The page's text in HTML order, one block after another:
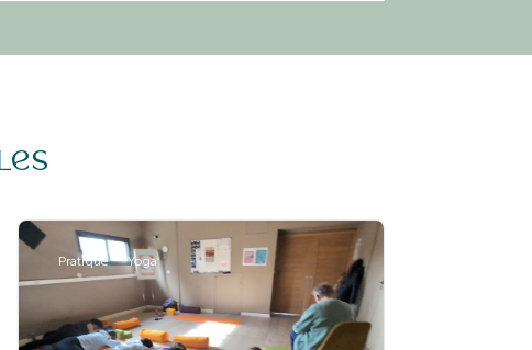
Pratique Yoga